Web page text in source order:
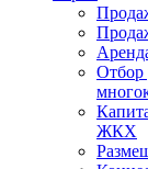
Отбор
ЖКХ